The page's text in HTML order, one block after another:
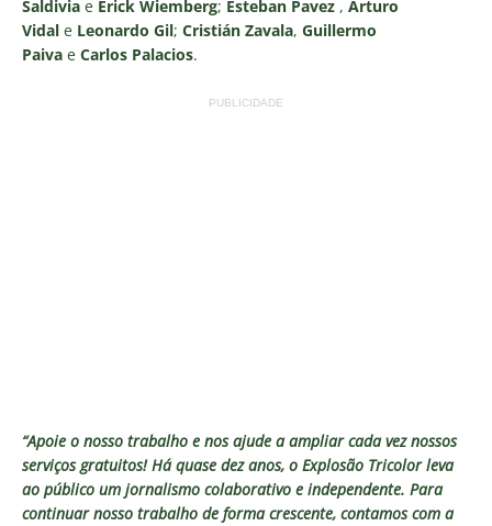
Saldivia e Erick Wiemberg; Esteban Pavez , Arturo
Vidal e Leonardo Gil; Cristián Zavala, Guillermo
Paiva e Carlos Palacios.
PUBLICIDADE
“Apoie o nosso trabalho e nos ajude a ampliar cada vez nossos
serviços gratuitos!Há quase dez anos, o Explosão Tricolor leva
ao público um jornalismo colaborativo e independente. Para
continuar nosso trabalho de forma crescente, contamos com a